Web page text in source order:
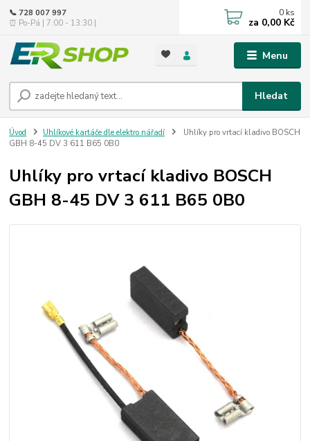
Menu
Hledat
📞 728 007 997
⏰ Po-Pá | 7:00 - 13:30 |
0 ks
za 0,00 Kč
Úvod Uhlíkové kartáče dle elektro nářadí
Uhlíky pro vrtací kladivo BOSCH
GBH 8-45 DV 3 611 B65 0B0
Uhlíky pro vrtací kladivo BOSCH
GBH 8-45 DV 3 611 B65 0B0